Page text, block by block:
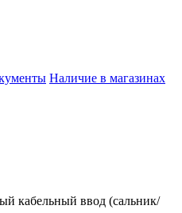
Наличие в магазинах
кабельный ввод (сальник/